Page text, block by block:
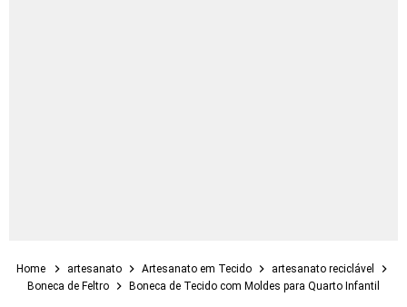
Home artesanato Artesanato em Tecido
artesanato reciclável
Boneca de Feltro
Boneca de Tecido com Moldes para Quarto Infantil